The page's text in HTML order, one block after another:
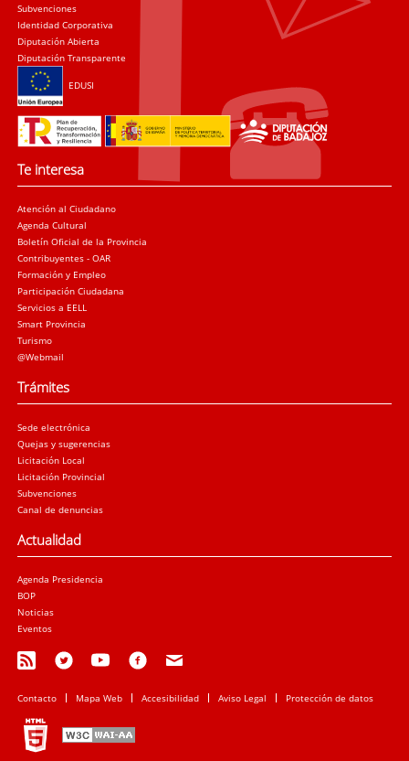
Subvenciones
Identidad Corporativa
Diputación Abierta
Diputación Transparente
EDUSI
Te interesa
Atención al Ciudadano
Agenda Cultural
Boletín Oficial de la Provincia
Contribuyentes - OAR
Formación y Empleo
Participación Ciudadana
Servicios a EELL
Smart Provincia
Turismo
@Webmail
Trámites
Sede electrónica
Quejas y sugerencias
Licitación Local
Licitación Provincial
Subvenciones
Canal de denuncias
Actualidad
Agenda Presidencia
BOP
Noticias
Eventos
Contacto Mapa Web Accesibilidad Aviso Legal Protección de datos